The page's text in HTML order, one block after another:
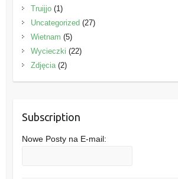
Truijjo(1)
Uncategorized (27)
Wietnam (5)
Wycieczki (22)
Zdjęcia(2)
Subscription
Nowe Posty na E-mail: